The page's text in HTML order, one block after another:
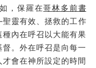
，保羅在哥林多前書
靈有效、拯救的工作
內在呼召以大能有果
。外在呼召是向每一
會在神所設定的時間